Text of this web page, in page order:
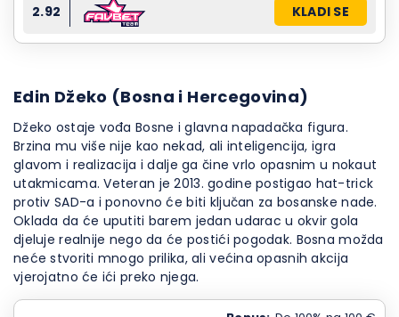
2.92 KLADI SE
Edin Džeko (Bosna i Hercegovina)
Džeko ostaje vođa Bosne i glavna napadačka figura.
Brzina mu više nije kao nekad, ali inteligencija, igra
glavom i realizacija i dalje ga čine vrlo opasnim u nokaut
utakmicama. Veteran je 2013. godine postigao hat-trick
protiv SAD-a i ponovno će biti ključan za bosanske nade.
Oklada da će uputiti barem jedan udarac u okvir gola
djeluje realnije nego da će postići pogodak. Bosna možda
neće stvoriti mnogo prilika, ali većina opasnih akcija
vjerojatno će ići preko njega.